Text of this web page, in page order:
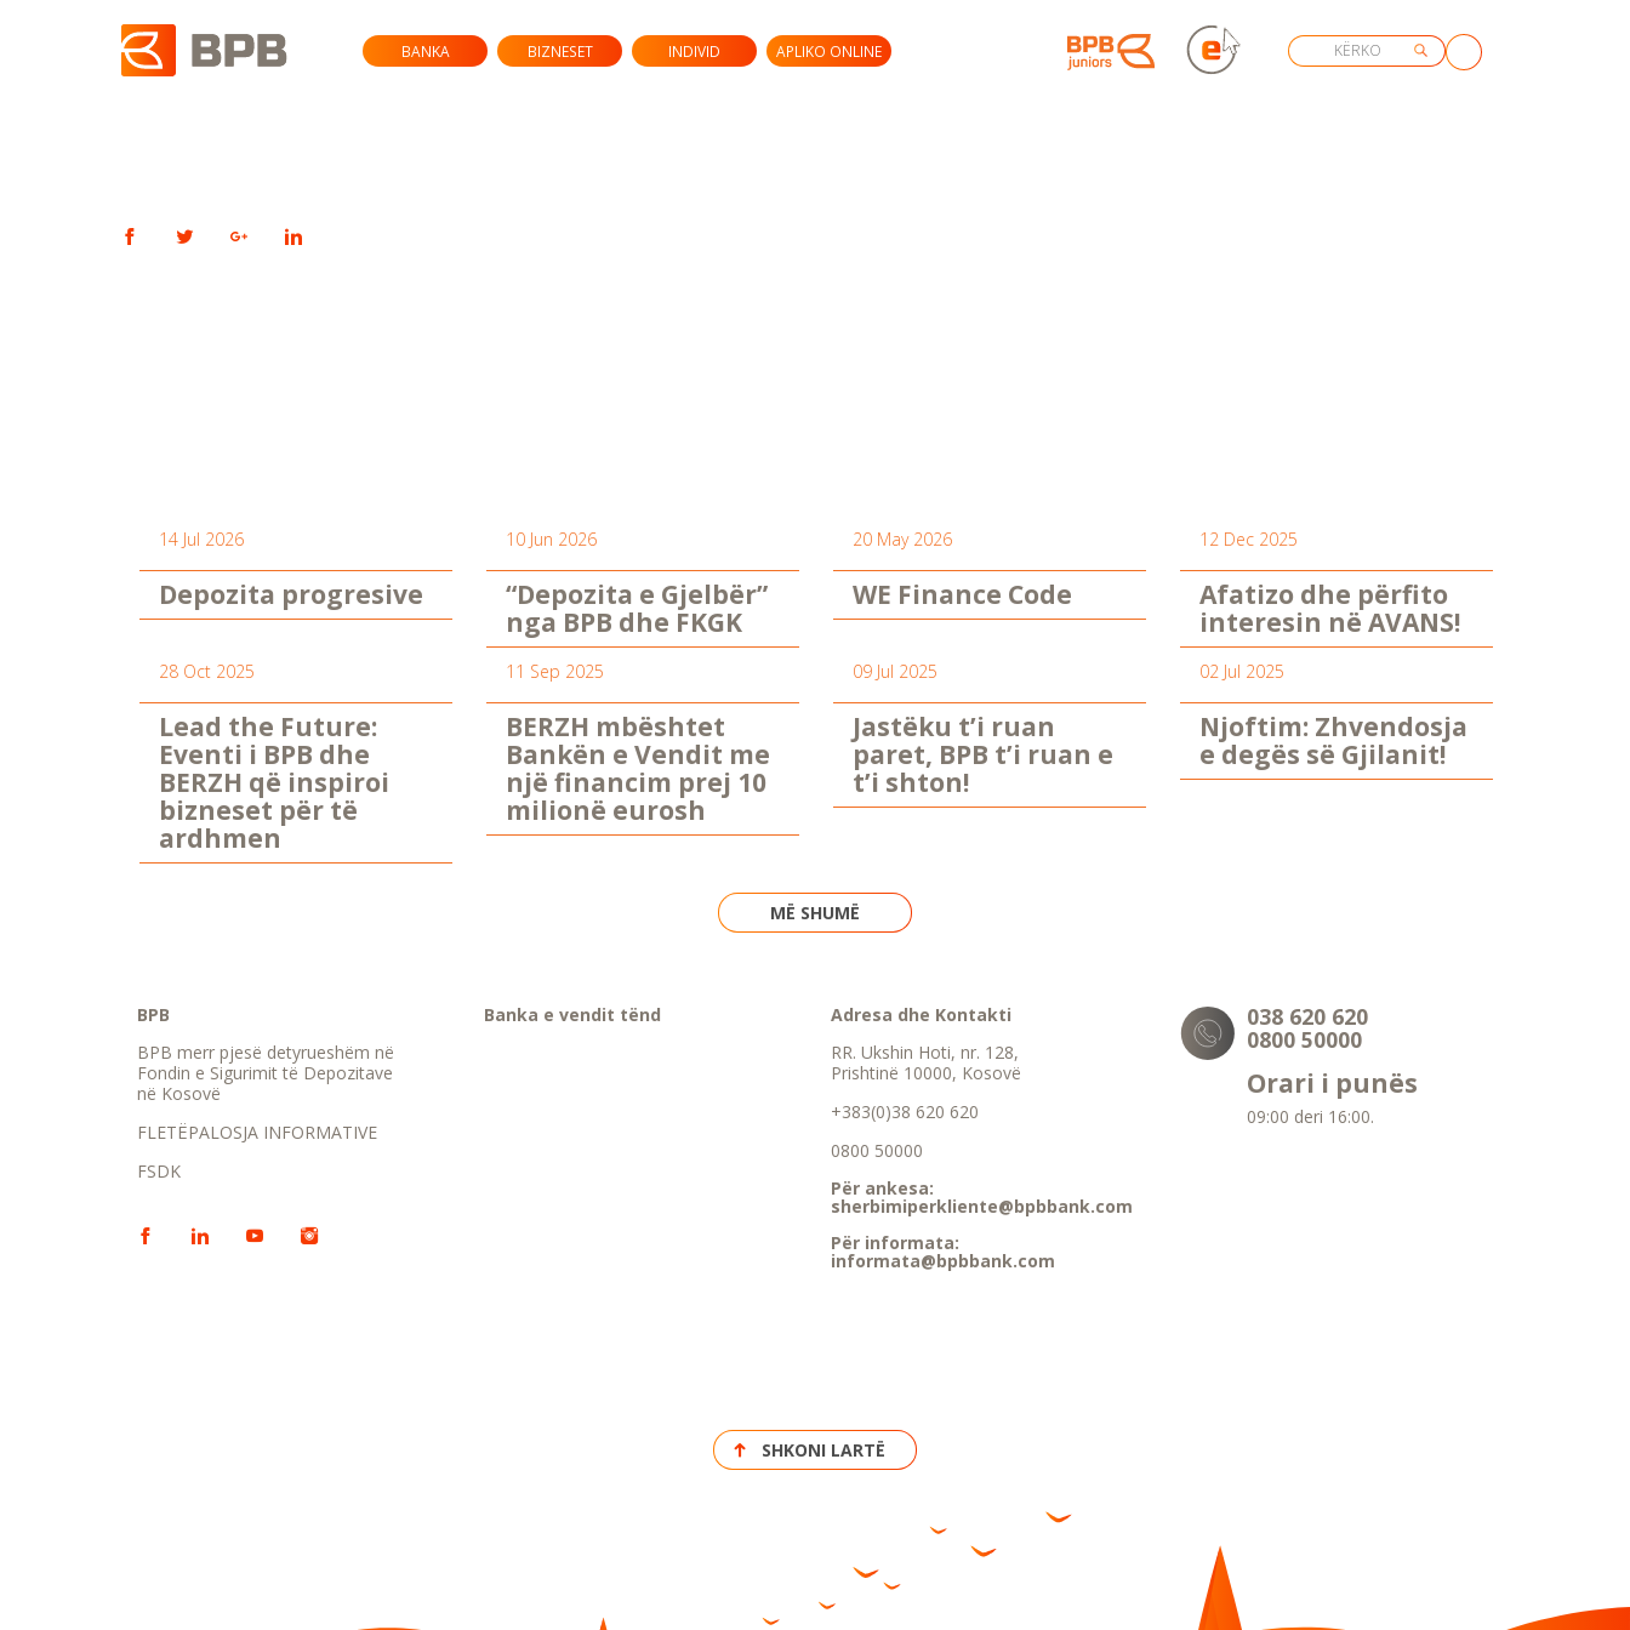
BANKA BIZNESET INDIVID APLIKO ONLINE
14 Jul 2026
Depozita progresive
10 Jun 2026
“Depozita e Gjelbër”
nga BPB dhe FKGK
20 May 2026
WE Finance Code
12 Dec 2025
Afatizo dhe përfito
interesin në AVANS!
28 Oct 2025
Lead the Future:
Eventi i BPB dhe
BERZH që inspiroi
bizneset për të
ardhmen
11 Sep 2025
BERZH mbështet
Bankën e Vendit me
një financim prej 10
milionë eurosh
09 Jul 2025
Jastëku t’i ruan
paret, BPB t’i ruan e
t’i shton!
02 Jul 2025
Njoftim: Zhvendosja
e degës së Gjilanit!
MË SHUMË
BPB
BPB merr pjesë detyrueshëm në
Fondin e Sigurimit të Depozitave
në Kosovë
FLETËPALOSJA INFORMATIVE
FSDK
Banka e vendit tënd
Adresa dhe Kontakti
RR. Ukshin Hoti, nr. 128,
Prishtinë 10000, Kosovë
+383(0)38 620 620
0800 50000
Për ankesa:
sherbimiperkliente@bpbbank.com
Për informata:
informata@bpbbank.com
038 620 620
0800 50000
Orari i punës
09:00 deri 16:00.
SHKONI LARTË